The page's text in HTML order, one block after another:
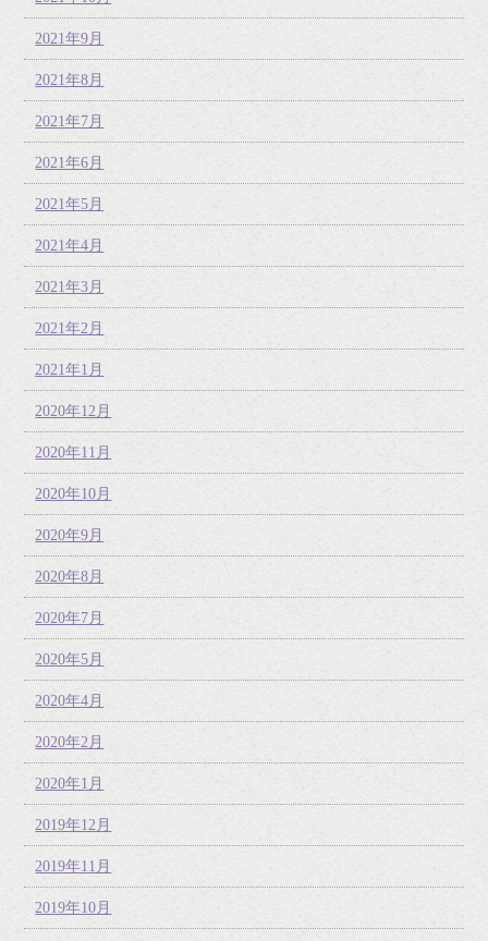
2021年9月
2021年8月
2021年7月
2021年6月
2021年5月
2021年4月
2021年3月
2021年2月
2021年1月
2020年12月
2020年11月
2020年10月
2020年9月
2020年8月
2020年7月
2020年5月
2020年4月
2020年2月
2020年1月
2019年12月
2019年11月
2019年10月